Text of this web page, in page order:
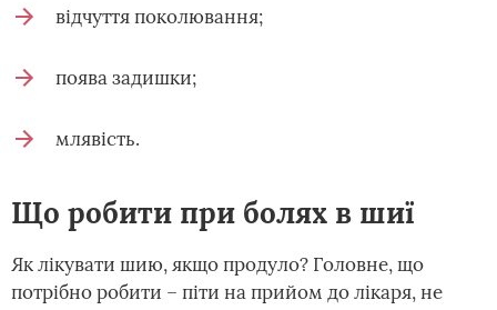
відчуття поколювання;
поява задишки;
млявість.
Що робити при болях в шиї
Як лікувати шию, якщо продуло? Головне, що
потрібно робити – піти на прийом до лікаря, не